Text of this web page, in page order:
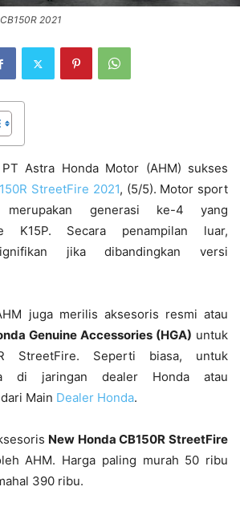
2021
Astra Honda Motor (AHM) sukses
StreetFire 2021, (5/5). Motor sport
generasi ke-4 yang
K15P. Secara penampilan luar,
jika dibandingkan versi
juga merilis aksesoris resmi atau
Genuine Accessories (HGA) untuk
StreetFire. Seperti biasa, untuk
di jaringan dealer Honda atau
Main Dealer Honda.
New Honda CB150R StreetFire
AHM. Harga paling murah 50 ribu
390 ribu.